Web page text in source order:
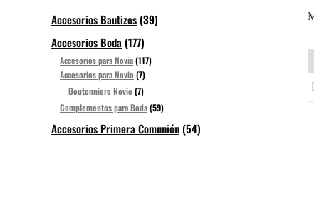
Accesorios Bautizos (39)
Accesorios Boda (177)
Accesorios para Novia(117)
Accesorios para Novio (7)
Boutonniere Novio (7)
Complementos para Boda(59)
Accesorios Primera Comunión (54)